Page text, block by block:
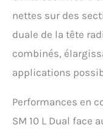
nettes sur des
duale de la tête
combinés,
applications
Performances en
SM 10 L Dual face